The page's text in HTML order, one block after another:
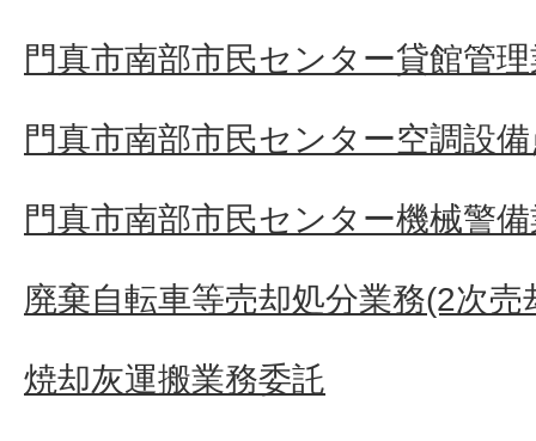
門真市南部市民センター貸館管
門真市南部市民センター空調設
門真市南部市民センター機械警
廃棄自転車等売却処分業務(2次売
焼却灰運搬業務委託